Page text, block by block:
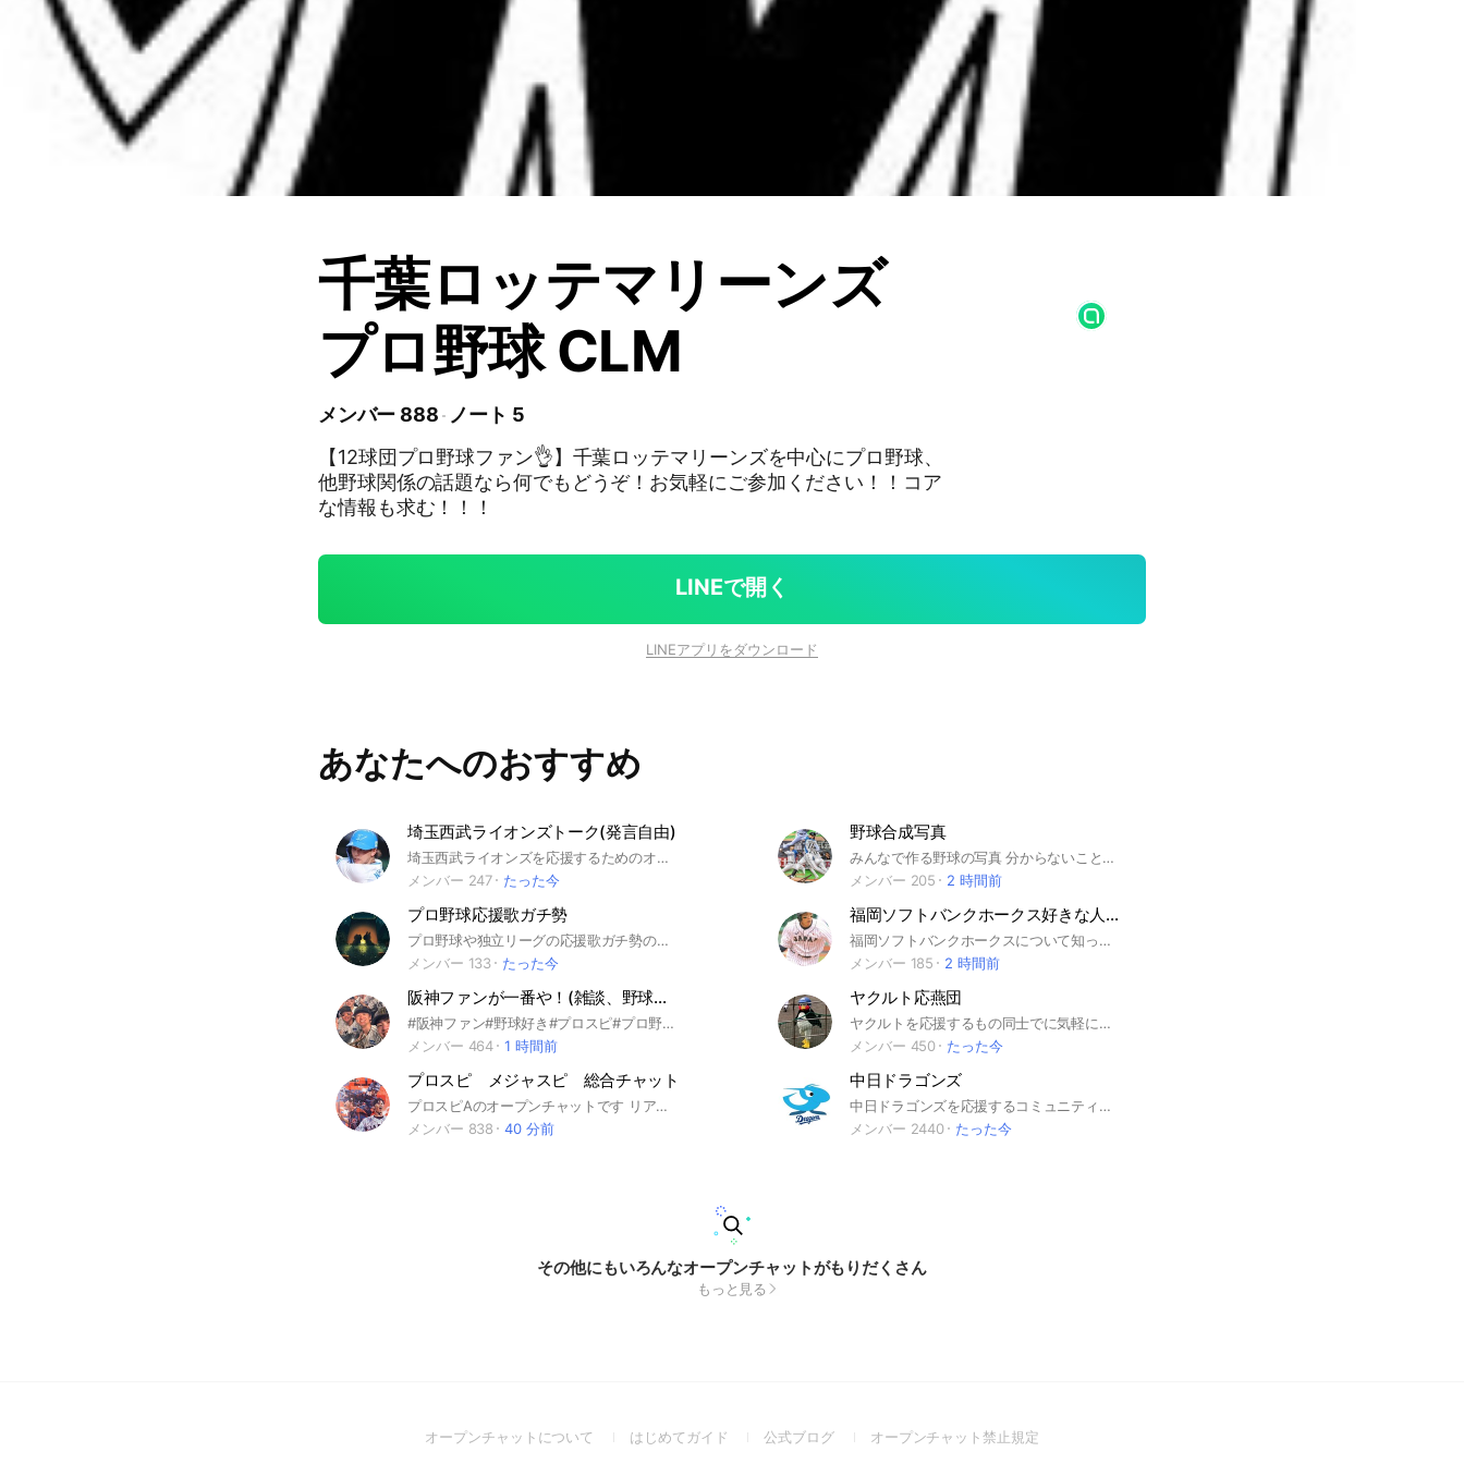
千葉ロッテマリーンズ
プロ野球 CLM
メンバー 888
ノート 5
【12球団プロ野球ファン👌】千葉ロッテマリーンズを中心にプロ野球、
他野球関係の話題なら何でもどうぞ！お気軽にご参加ください！！コア
な情報も求む！！！
LINEで開く
LINEアプリをダウンロード
あなたへのおすすめ
埼玉西武ライオンズトーク(発言自由)
埼玉西武ライオンズを応援するためのオープンチャットです 他のオープンチャットより自由な発言が出来る、居心地の良い空間をモットーにオープンチャットを運営しています。 ※埼玉西武ライオンズの試合実況に関しては特に発言などに対して注意する等は行なっていませんが、 選手への誹謗中傷は禁止となっております。 細かいルール等は大事なノートを一読頂けますと幸いです。 楽しいオープンチャットなので、ぜひ入ってください！ #埼玉西武ライオンズ #西武 #ライオンズ #プロ野球 #侍ジャパン #NPB #パリーグ #ベルーナドーム #西武ドーム #野球 #今井達也 #隅田知一郎 #武内夏暉 #西川愛也 #渡部聖弥 #埼玉 #MLB #ドジャース #大谷翔平 #メジャーリーグ
メンバー 247
たった今
野球合成写真
みんなで作る野球の写真 分からないことなど聞けばみんな教えてくれます 野球好きな人は入ろう 作れなくても大丈夫です 【⚠️注意⚠️】 ルール無視は何らかの対応をさせてもらいます
メンバー 205
2 時間前
プロ野球応援歌ガチ勢
プロ野球や独立リーグの応援歌ガチ勢の人用です。皆さんで好きな応援歌を共有したり楽しくクイズを出し合いましょう、#プロ野球#応援歌
メンバー 133
たった今
福岡ソフトバンクホークス好きな人集まれ～雑談ok福岡ソフトバンクホークスについてみんなで語ろう！
福岡ソフトバンクホークスについて知っている人限定！ 迷惑行為❌悪口❌ みんなで福岡ソフトバンクホークスについて語ろう！
メンバー 185
2 時間前
阪神ファンが一番や！(雑談、野球観戦、その他諸々)
#阪神ファン#野球好き#プロスピ#プロ野球#阪神タイガース#虎#Toronto どんな人でも大歓迎！ 入ってくれたら嬉しいな♪ 皆んなでワイワイ楽しく話したい人にはオススメなオプチャだよ！！
メンバー 464
1 時間前
ヤクルト応燕団
ヤクルトを応援するもの同士でに気軽に話しましょう！！
メンバー 450
たった今
プロスピ メジャスピ 総合チャット
プロスピAのオープンチャットです リアタイ練習盛んです！ 創設2020年3月 ※データ交換は退会対象です
メンバー 838
40 分前
中日ドラゴンズ
中日ドラゴンズを応援するコミュニティです。 ※非公式・非営利での運営です。
メンバー 2440
たった今
その他にもいろんなオープンチャットがもりだくさん
もっと見る
オープンチャットについて
(Openはじめてガイド
(Open公式ブログ
(Openオープンチャット禁止規定(Open